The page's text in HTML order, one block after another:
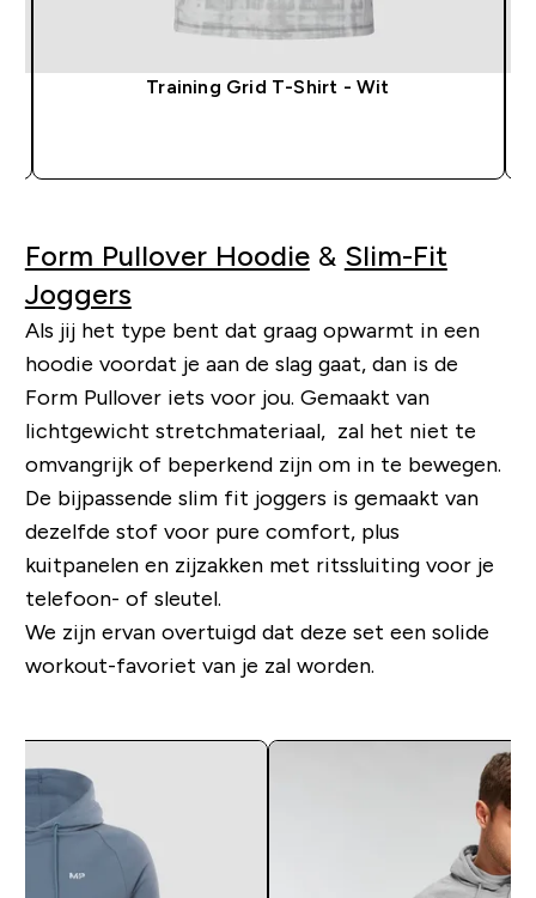
Training Grid T-Shirt - Wit
Form Pullover Hoodie& Slim-Fit
Joggers
Als jij het type bent dat graag opwarmt in een
hoodie voordat je aan de slag gaat, dan is de
Form Pullover iets voor jou. Gemaakt van
lichtgewicht stretchmateriaal, zal het niet te
omvangrijk of beperkend zijn om in te bewegen.
De bijpassende slim fit joggers is gemaakt van
dezelfde stof voor pure comfort, plus
kuitpanelen en zijzakken met ritssluiting voor je
telefoon- of sleutel.
We zijn ervan overtuigd dat deze set een solide
workout-favoriet van je zal worden.